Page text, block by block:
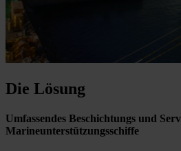
Die Lösung
Umfassendes Beschichtungs und
Marineunterstützungsschiffe